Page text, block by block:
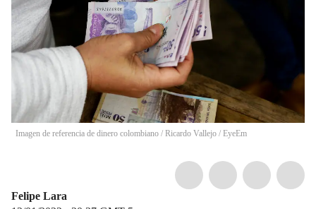
Imagen de referencia de dinero colombiano / Ricardo Vallejo / EyeEm
Felipe Lara